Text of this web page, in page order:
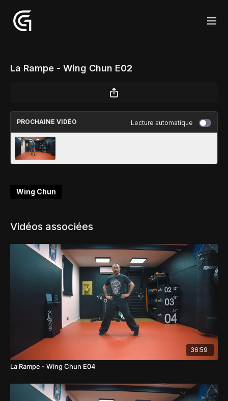
La Rampe - Wing Chun E02
PROCHAINE VIDÉO Lecture automatique
Wing Chun
Vidéos associées
36:59
La Rampe - Wing Chun E04